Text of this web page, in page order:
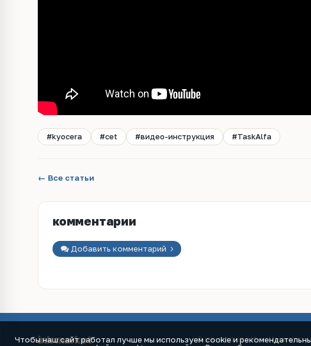
#kyocera #cet #видео-инструкция #TaskAlfa
← Все статьи
комментарии
Добавить комментарий
ink.market © ink.market / Инк-Маркет.ру,
Чтобы наш сайт работал лучше мы используем cookie и